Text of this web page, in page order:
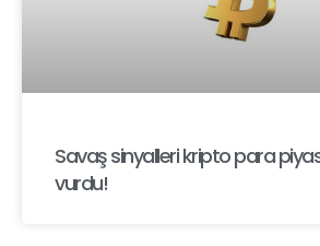
Savaş sinyalleri kripto para
vurdu!